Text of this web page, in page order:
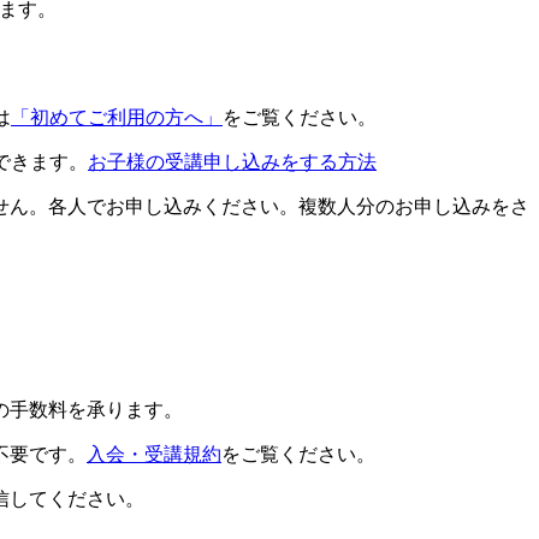
す。
「初めてご利用の方へ」 をご覧ください。
ます。 お子様の受講申し込みをする方法
。各人でお申し込みください。複数人分のお申し込みをさ
数料を承ります。
です。 入会・受講規約をご覧ください。
てください。